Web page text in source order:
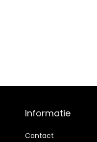
Informatie
Contact